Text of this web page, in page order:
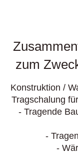
zum
Konstruktion /
Tragschalung
- Tragende
-
-